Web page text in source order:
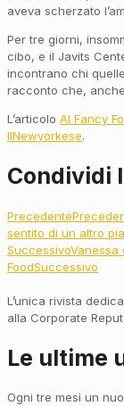
aveva scherzato
Per tre giorni,
cibo, e il Javits
incontrano chi
racconto che,
L’articolo Al Fancy
IlNewyorkese.
Condividi
Precedente
sentito di un altro
SuccessivoVanessa
FoodSuccessivo
L’unica rivista
alla Corporate
Le ultime
Ogni tre mesi un